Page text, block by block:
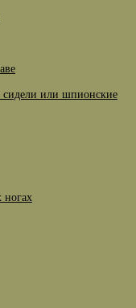
или шпионские
ногах